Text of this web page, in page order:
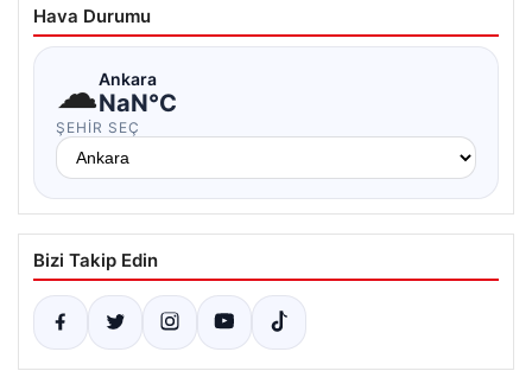
Hava Durumu
☁Ankara
NaN°C
ŞEHIR SEÇ
Bizi Takip Edin